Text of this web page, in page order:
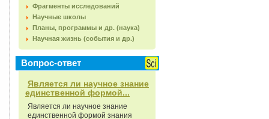
Фрагменты исследований
Научные школы
Планы, программы и др. (наука)
Научная жизнь (события и др.)
Вопрос-ответ
Является ли научное знание
единственной формой...
Является ли научное знание
единственной формой знания